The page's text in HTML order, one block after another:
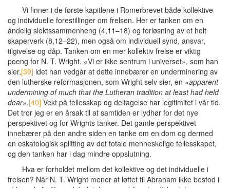
Vi finner i de første kapitlene i Romerbrevet både kollektive
og individuelle forestillinger om frelsen. Her er tanken om en
åndelig slektssammenheng (4,11–18) og forløsning av et helt
skaperverk (8,12–22), men også om individuell synd, ansvar,
tilgivelse og dåp. Tanken om en mer kollektiv frelse er viktig
poeng for N. T. Wright. «Vi er ikke sentrum i universet», som han
sier,[39] idet han vedgår at dette innebærer en underminering av
den lutherske reformasjonen, som Wright selv sier, en «apparent
undermining of much that the Lutheran tradition at least had held
dear».[40] Vekt på fellesskap og deltagelse har legitimitet i vår tid.
Det tror jeg er en årsak til at samtiden er lydhør for det nye
perspektivet og for Wrights tanker. Det gamle perspektivet
innebærer på den andre siden en tanke om en dom og dermed
en eskatologisk splitting av det totale menneskelige fellesskapet,
og den tanken har i dag mindre oppslutning.
Hva er forholdet mellom det kollektive og det individuelle i
frelsen? Når N. T. Wright mener at løftet til Abraham ikke bestod i